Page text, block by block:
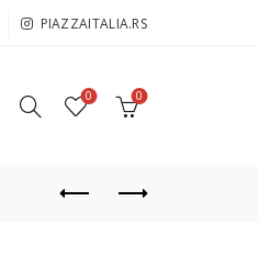
PIAZZAITALIA.RS
0 0